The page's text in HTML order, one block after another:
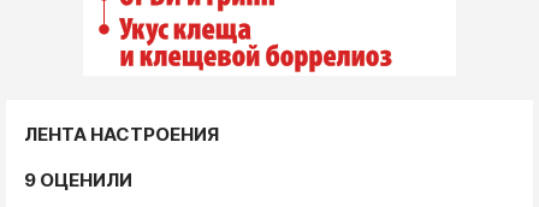
ЛЕНТА НАСТРОЕНИЯ
9 ОЦЕНИЛИ